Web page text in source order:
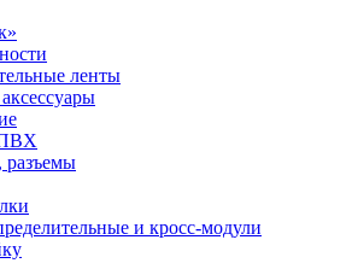
ленты
ПВХ
разъемы
и кросс-модули